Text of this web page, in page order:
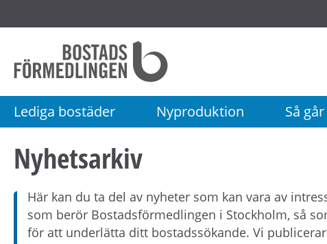
Startsida
Bostadsförmedlingen
Stockholm
AB
Lediga bostäder Nyproduktion Så
Nyhetsarkiv
Här kan du ta del av nyheter som kan vara av
som berör Bostadsförmedlingen i Stockholm, så
för att underlätta ditt bostadssökande. Vi